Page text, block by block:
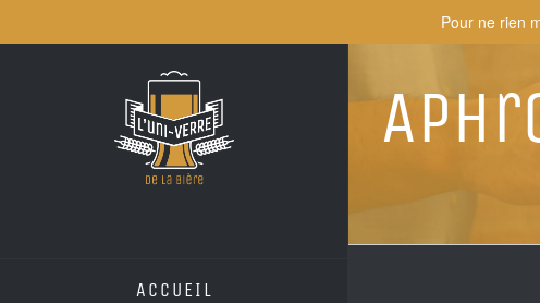
to
ACCUEIL
Pour ne rien